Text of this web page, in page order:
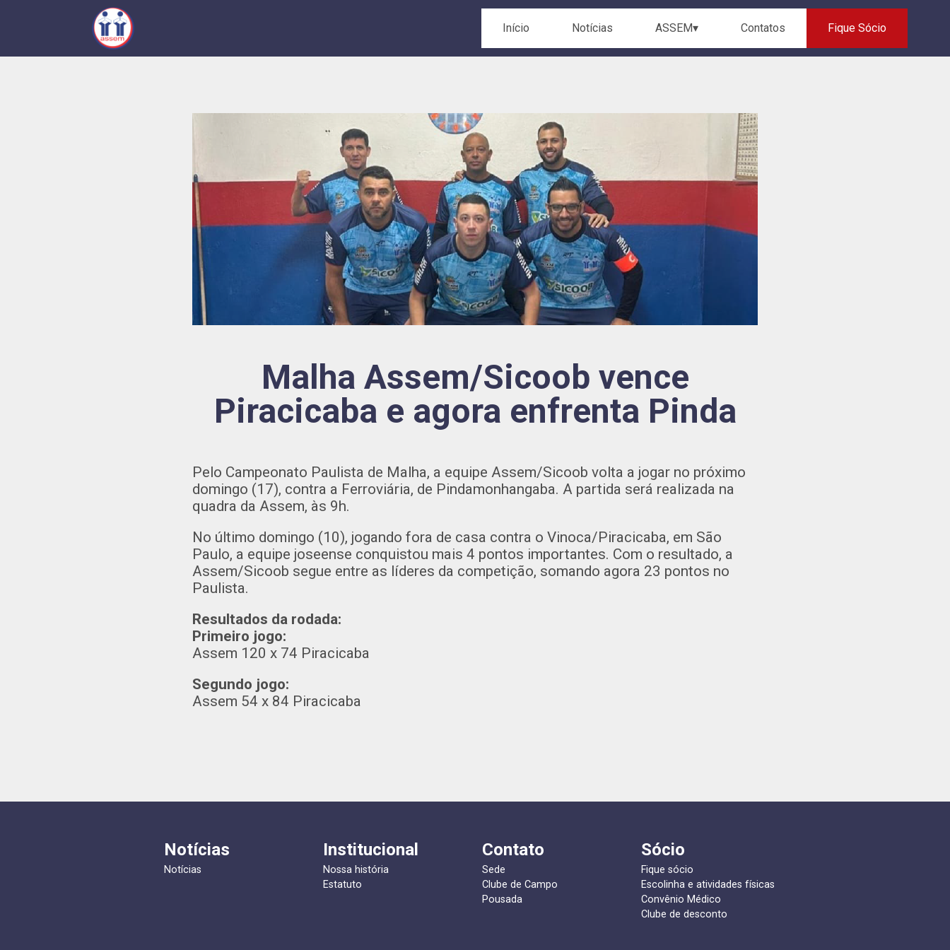
Início Notícias ASSEM▾ Contatos Fique Sócio
Malha Assem/Sicoob vence
Piracicaba e agora enfrenta Pinda
Pelo Campeonato Paulista de Malha, a equipe Assem/Sicoob volta a jogar no próximo
domingo (17), contra a Ferroviária, de Pindamonhangaba. A partida será realizada na
quadra da Assem, às 9h.
No último domingo (10), jogando fora de casa contra o Vinoca/Piracicaba, em São
Paulo, a equipe joseense conquistou mais 4 pontos importantes. Com o resultado, a
Assem/Sicoob segue entre as líderes da competição, somando agora 23 pontos no
Paulista.
Resultados da rodada:
Primeiro jogo:
Assem 120 x 74 Piracicaba
Segundo jogo:
Assem 54 x 84 Piracicaba
Notícias
Notícias
Institucional
Nossa história
Estatuto
Contato
Sede
Clube de Campo
Pousada
Sócio
Fique sócio
Escolinha e atividades físicas
Convênio Médico
Clube de desconto